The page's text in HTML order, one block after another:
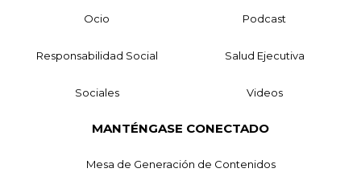
Ocio Podcast
Responsabilidad Social Salud Ejecutiva
Sociales Videos
MANTÉNGASE CONECTADO
Mesa de Generación de Contenidos